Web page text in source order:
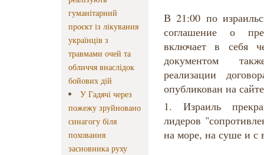
гуманітарний
проєкт із лікування
українців з
травмами очей та
обличчя внаслідок
бойових дій
У Гадячі через
пожежу зруйновано
синагогу біля
поховання
засновника руху
В 21:00 по
соглашение о
включает в себя
документом
реализации
опубликован на
1. Израиль
лидеров
на море, на суше и с